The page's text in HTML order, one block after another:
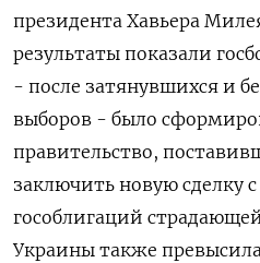
президента Хавьера
результаты показали
- после затянувшихся и
выборов - было
правительство,
заключить новую сделку
гособлигаций
Украины также